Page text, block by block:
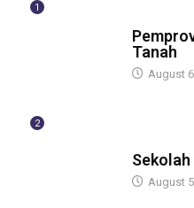
1
Tanah
August
2
August